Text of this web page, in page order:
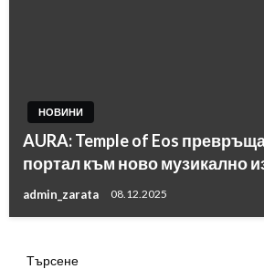
НОВИНИ
AURA: Temple of Eos
портал към ново музикално
admin_zarata 08.12.2025
Търсене